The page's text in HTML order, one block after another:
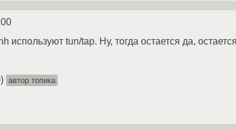
используют tun/tap. Ну, тогда остается да,
) автор топика